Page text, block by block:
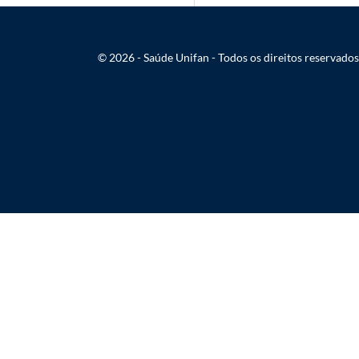
© 2026 - Saúde Unifan - Todos os direitos